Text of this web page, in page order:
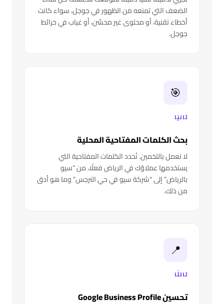
الضعف التي تمنعه من الظهور في جوجل، سواء كانت
أخطاء تقنية، أو محتوى غير محسَّن، أو غياب في خرائط
جوجل.
🎯
ثانيًا
بحث الكلمات المفتاحية المحلية
لا نعمل بالتخمين. نُحدد الكلمات المفتاحية التي
يستخدمها عملاؤك في الرياض فعلًا، من “سيو
بالرياض” إلى “شركة سيو في حي النرجس” وما هو أدق
من ذلك.
📍
ثالثًا
تحسين Google Business Profile